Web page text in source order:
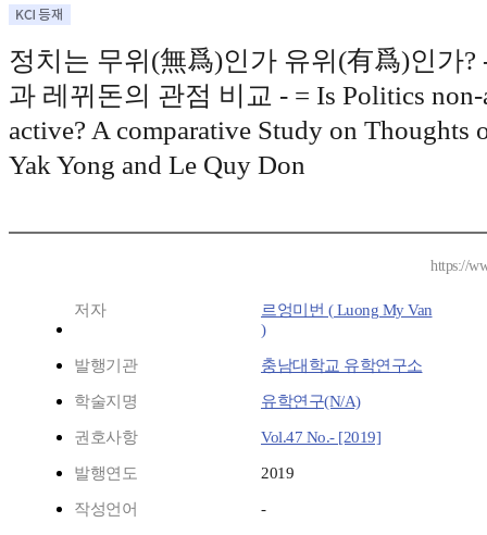
정치는 무위(無爲)인가 유위(有爲)인가?
과 레뀌돈의 관점 비교 - = Is Politics non-
active? A comparative Study on Thoughts
Yak Yong and Le Quy Don
https://
저자
르엉미번 ( Luong My Van
)
발행기관 충남대학교 유학연구소
학술지명 유학연구(N/A)
권호사항 Vol.47 No.- [2019]
발행연도 2019
작성언어 -